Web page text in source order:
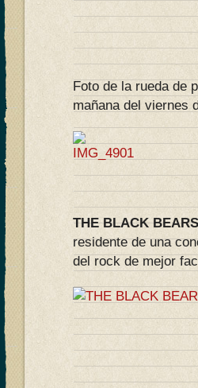
Foto de la rueda de
mañana del viernes
THE BLACK
residente de una
del rock de mejor